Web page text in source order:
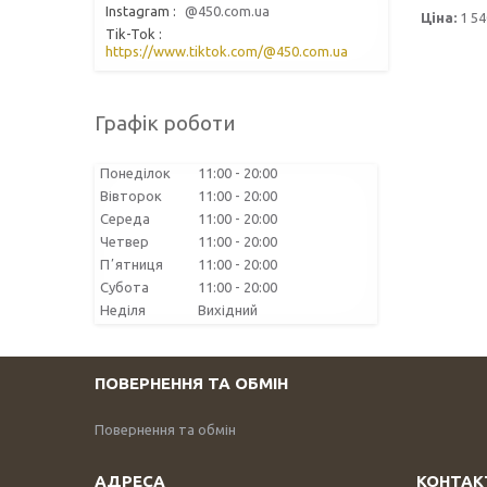
Ціна: 1
Instagram
@450.com.ua
Tik-Tok
https://www.tiktok.com/@450.com.ua
Графік роботи
Понеділок 11:00
20:00
Вівторок
11:00
20:00
Середа
11:00
20:00
Четвер
11:00
20:00
Пʼятниця
11:00
20:00
Субота
11:00
20:00
Неділя
Вихідний
ПОВЕРНЕННЯ ТА ОБМІН
Повернення та обмін